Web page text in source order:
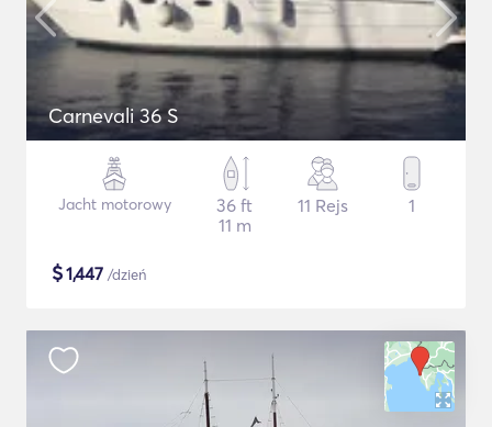
Carnevali 36 S
Jacht motorowy
36 ft
11 m
11 Rejs 1
$1,447 /dzień